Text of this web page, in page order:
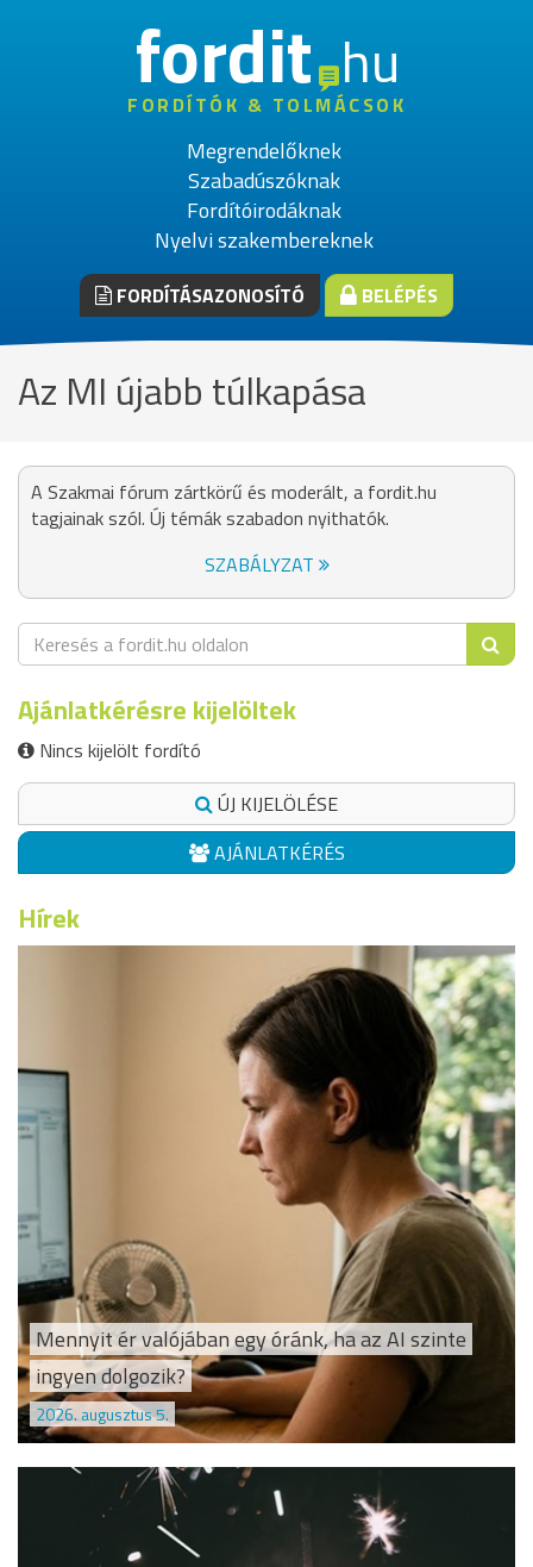
fordithu
FORDÍTÓK & TOLMÁCSOK
Megrendelőknek
Szabadúszóknak
Fordítóirodáknak
Nyelvi szakembereknek
FORDÍTÁSAZONOSÍTÓ BELÉPÉS
Az MI újabb túlkapása
A Szakmai fórum zártkörű és moderált, a fordit.hu
tagjainak szól. Új témák szabadon nyithatók.
SZABÁLYZAT
Ajánlatkérésre kijelöltek
Nincs kijelölt fordító
ÚJ KIJELÖLÉSE
AJÁNLATKÉRÉS
Hírek
Mennyit ér valójában egy óránk, ha az AI szinte
ingyen dolgozik?
2026. augusztus 5.